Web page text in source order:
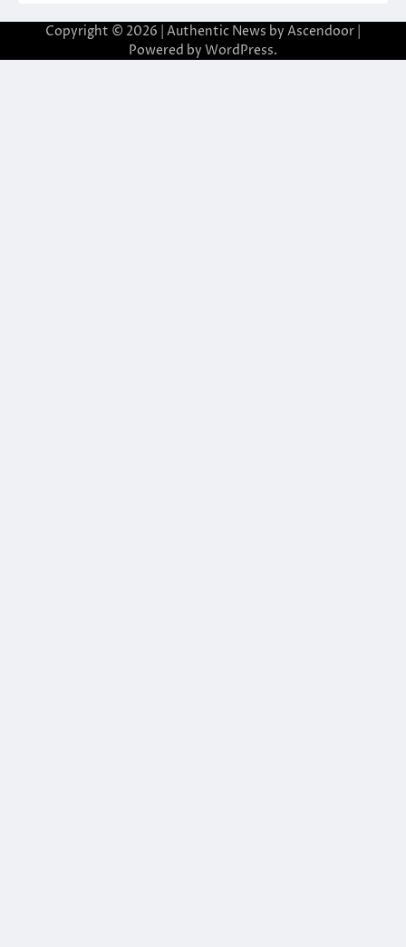
Copyright © 2026 | Authentic News by Ascendoor
Powered by WordPress.